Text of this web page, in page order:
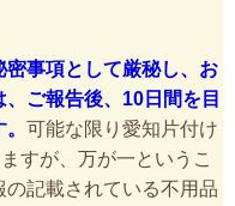
事項として厳秘し、お
ご報告後、10日間を目
可能な限り愛知片付け
すが、万が一というこ
記載されている不用品